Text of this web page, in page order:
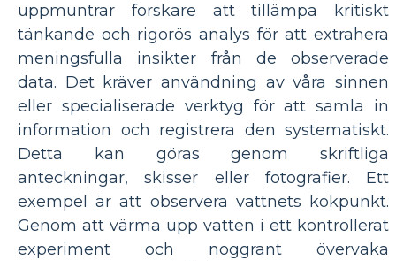
uppmuntrar forskare att tillämpa kritiskt
tänkande och rigorös analys för att extrahera
meningsfulla insikter från de observerade
data. Det kräver användning av våra sinnen
eller specialiserade verktyg för att samla in
information och registrera den systematiskt.
Detta kan göras genom skriftliga
anteckningar, skisser eller fotografier. Ett
exempel är att observera vattnets kokpunkt.
Genom att värma upp vatten i ett kontrollerat
experiment och noggrant övervaka